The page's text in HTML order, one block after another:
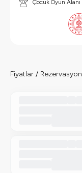
Çocuk Oyun Alanı
Fiyatlar / Rezervasyon